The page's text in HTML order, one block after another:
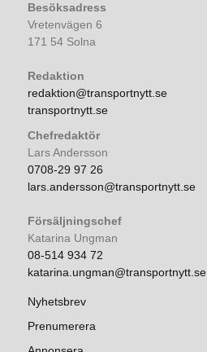
Besöksadress
Vretenvägen 6
171 54 Solna
Redaktion
redaktion@transportnytt.se
transportnytt.se
Chefredaktör
Lars Andersson
0708-29 97 26
lars.andersson@transportnytt.se
Försäljningschef
Katarina Ungman
08-514 934 72
katarina.ungman@transportnytt.se
Nyhetsbrev
Prenumerera